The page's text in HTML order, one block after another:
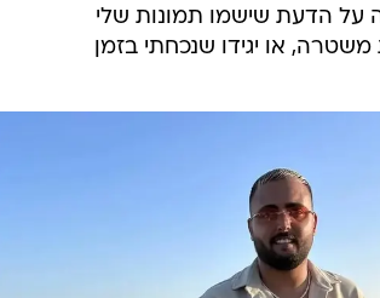
על הדעת שישמו תמונות שלי
משטרה, או יגידו שנכחתי בזמן